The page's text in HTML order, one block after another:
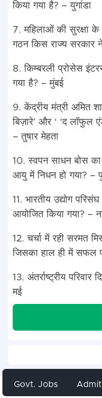
किया गया है? – युगांडा
7. महिलाओं की सुरक्षा के
गठन किस राज्य सरकार
8. किम्बरली प्रोसेस
गया है? – मुंबई
9. केंद्रीय मंत्री अमित
बिज़ारे’ और ‘ ‘द लॉफुल
– तुषार मेहता
10. स्वपन साधन बोस
आयु में निधन हो गया? –
11. भारतीय उद्योग
आयोजित किया गया? –
12. चर्चा में रही सरमत
जिसका हाल ही में सफल
13. अंतर्राष्ट्रीय
मई
Share
Govt. Jobs Admit